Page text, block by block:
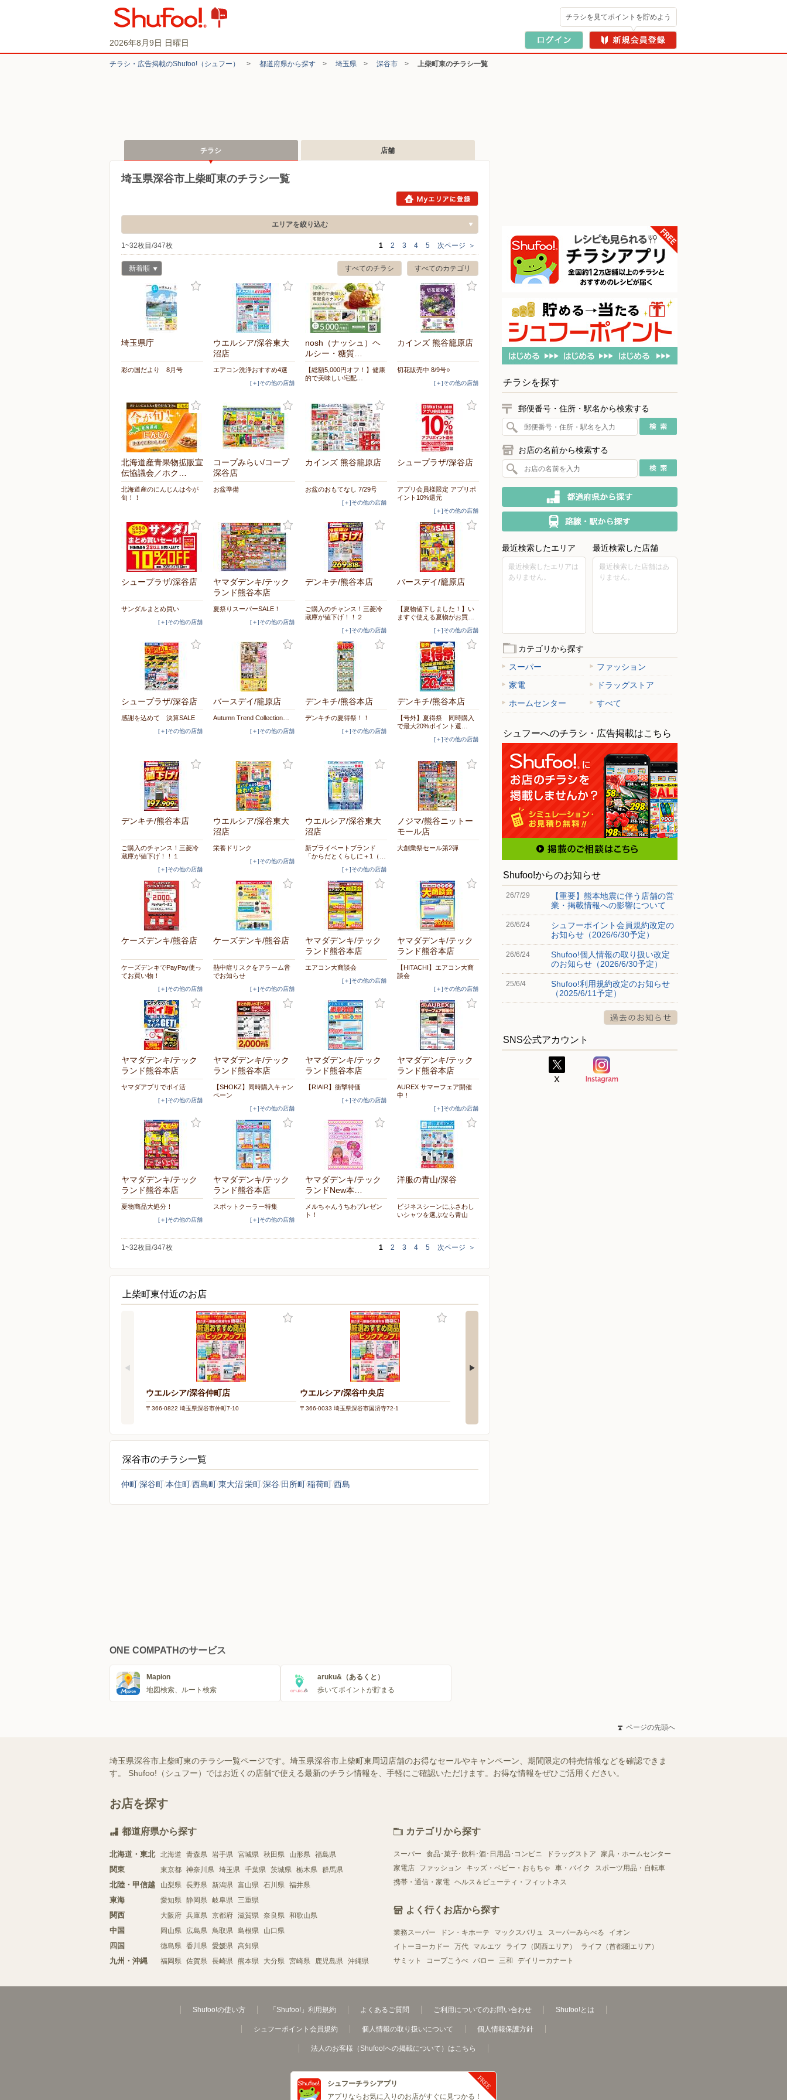
2026年8月9日 日曜日
チラシを見てポイントを貯めよう
チラシ・​広告掲載の​Shufoo!​（シュフー） > 都道府県から探す > 埼玉県 > 深谷市 > 上柴町東のチラシ一覧
チラシ 店舗
埼玉県深谷市上柴町東のチラシ一覧
エリアを絞り込む
1~32枚目/347枚 1 2 3 4 5 次ページ ＞
すべてのカテゴリ
すべてのチラシ
新着順
埼玉県庁
彩の国だより 8月号
ウエルシア/深谷東大
沼店
エアコン洗浄おすすめ4選
[＋]その他の店舗
nosh（ナッシュ）ヘ
ルシー・糖質…
【総額5,000円オフ！】健康
的で美味しい宅配…
カインズ 熊谷籠原店
切花販売中 8/9号○
[＋]その他の店舗
北海道産青果物拡販宣
伝協議会／ホク…
北海道産のにんじんは今が
旬！！
コープみらい/コープ
深谷店
お盆準備
カインズ 熊谷籠原店
お盆のおもてなし 7/29号
[＋]その他の店舗
シュープラザ/深谷店
アプリ会員様限定 アプリポ
イント10%還元
[＋]その他の店舗
シュープラザ/深谷店
サンダルまとめ買い
[＋]その他の店舗
ヤマダデンキ/テック
ランド熊谷本店
夏祭りスーパーSALE！
[＋]その他の店舗
デンキチ/熊谷本店
ご購入のチャンス！三菱冷
蔵庫が値下げ！！２
[＋]その他の店舗
バースデイ/籠原店
【夏物値下しました！】い
ますぐ使える夏物がお買…
[＋]その他の店舗
シュープラザ/深谷店
感謝を込めて 決算SALE
[＋]その他の店舗
バースデイ/籠原店
Autumn Trend Collection…
[＋]その他の店舗
デンキチ/熊谷本店
デンキチの夏得祭！！
[＋]その他の店舗
デンキチ/熊谷本店
【号外】夏得祭 同時購入
で最大20%ポイント還…
[＋]その他の店舗
デンキチ/熊谷本店
ご購入のチャンス！三菱冷
蔵庫が値下げ！！１
[＋]その他の店舗
ウエルシア/深谷東大
沼店
栄養ドリンク
[＋]その他の店舗
ウエルシア/深谷東大
沼店
新プライベートブランド
「からだとくらしに＋1（…
[＋]その他の店舗
ノジマ/熊谷ニットー
モール店
大創業祭セール第2弾
ケーズデンキ/熊谷店
ケーズデンキでPayPay使っ
てお買い物！
[＋]その他の店舗
ケーズデンキ/熊谷店
熱中症リスクをアラーム音
でお知らせ
[＋]その他の店舗
ヤマダデンキ/テック
ランド熊谷本店
エアコン大商談会
[＋]その他の店舗
ヤマダデンキ/テック
ランド熊谷本店
【HITACHI】エアコン大商
談会
[＋]その他の店舗
ヤマダデンキ/テック
ランド熊谷本店
ヤマダアプリでポイ活
[＋]その他の店舗
ヤマダデンキ/テック
ランド熊谷本店
【SHOKZ】同時購入キャン
ペーン
[＋]その他の店舗
ヤマダデンキ/テック
ランド熊谷本店
【RIAIR】衝撃特価
[＋]その他の店舗
ヤマダデンキ/テック
ランド熊谷本店
AUREX サマーフェア開催
中！
[＋]その他の店舗
ヤマダデンキ/テック
ランド熊谷本店
夏物商品大処分！
[＋]その他の店舗
ヤマダデンキ/テック
ランド熊谷本店
スポットクーラー特集
[＋]その他の店舗
ヤマダデンキ/テック
ランドNew本…
メルちゃんうちわプレゼン
ト！
洋服の青山/深谷
ビジネスシーンにふさわし
いシャツを選ぶなら青山
1~32枚目/347枚 1 2 3 4 5 次ページ ＞
上柴町東付近のお店
ウエルシア/深谷仲町店
〒366-0822 埼玉県深谷市仲町7-10
ウエルシア/深谷中央店
〒366-0033 埼玉県深谷市国済寺72-1
深谷市のチラシ一覧
仲町深谷町本住町西島町東大沼 栄町深谷 田所町稲荷町西島
チラシを探す
郵便番号・住所・駅名から検索する
お店の名前から検索する
最近検索したエリア
最近検索したエリアは
ありません。
最近検索した店舗
最近検索した店舗はあ
りません。
カテゴリから探す
スーパー
ファッション
家電
ドラッグストア
ホームセンター
すべて
シュフーへのチラシ・広告掲載はこちら
Shufoo!からのお知らせ
26/7/29
【重要】熊本地震に伴う店舗の営
業・掲載情報への影響について
26/6/24
シュフーポイント会員規約改定の
お知らせ（2026/6/30予定）
26/6/24
Shufoo!個人情報の取り扱い改定
のお知らせ（2026/6/30予定）
25/6/4
Shufoo!利用規約改定のお知らせ
（2025/6/11予定）
SNS公式アカウント
ONE COMPATHのサービス
Mapion
地図検索、ルート検索
aruku&（あるくと）
歩いてポイントが貯まる
ページの先頭へ
埼玉県深谷市上柴町東のチラシ一覧ページです。埼玉県深谷市上柴町東周辺店舗のお得なセールやキャンペーン、期間限定の特売情報などを確認できま
す。 Shufoo!（シュフー）ではお近くの店舗で使える最新のチラシ情報を、手軽にご確認いただけます。お得な情報をぜひご活用ください。
お店を探す
都道府県から探す
北海道・東北 北海道 青森県 岩手県 宮城県 秋田県 山形県 福島県
関東 東京都 神奈川県 埼玉県 千葉県 茨城県 栃木県 群馬県
北陸・甲信越 山梨県 長野県 新潟県 富山県 石川県 福井県
東海 愛知県 静岡県 岐阜県 三重県
関西 大阪府 兵庫県 京都府 滋賀県 奈良県 和歌山県
中国 岡山県 広島県 鳥取県 島根県 山口県
四国 徳島県 香川県 愛媛県 高知県
九州・沖縄 福岡県 佐賀県 長崎県 熊本県 大分県 宮崎県 鹿児島県 沖縄県
カテゴリから探す
スーパー 食品･菓子･飲料･酒･日用品･コンビニ ドラッグストア
家具・ホームセンター
家電店
ファッション キッズ・ベビー・おもちゃ 車・バイク
スポーツ用品・自転車
携帯・通信・家電 ヘルス＆ビューティ・フィットネス
よく行くお店から探す
業務スーパー ドン・キホーテ マックスバリュ スーパーみらべる
イオン
イトーヨーカドー
万代 マルエツ ライフ（関西エリア）
ライフ（首都圏エリア）
サミット
コープこうべ バロー 三和 デイリーカナート
Shufoo!の使い方 「Shufoo!」利用規約 よくあるご質問 ご利用についてのお問い合わせ Shufoo!とは
シュフーポイント会員規約 個人情報の取り扱いについて 個人情報保護方針
法人のお客様（Shufoo!への掲載について）はこちら
シュフーチラシアプリ
アプリならお気に入りのお店がすぐに見つかる！